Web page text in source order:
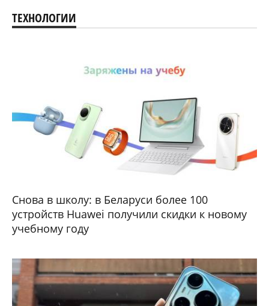
ТЕХНОЛОГИИ
Снова в школу: в Беларуси более 100
устройств Huawei получили скидки к новому
учебному году